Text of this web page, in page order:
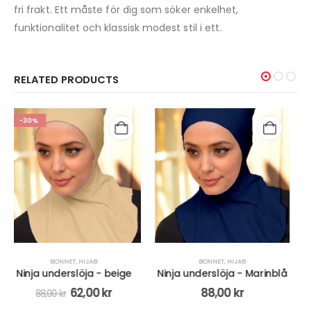
fri frakt. Ett måste för dig som söker enkelhet,
funktionalitet och klassisk modest stil i ett.
RELATED PRODUCTS
BONNET,HIJAB
Ninja underslöja - Marinblå
88,00kr
-50%
BONNET,HIJAB
Ninja underslöja - Off White
88,00kr 44,00